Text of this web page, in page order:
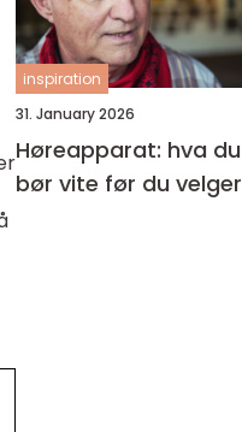
inspiration
31. January 2026
Høreapparat: hva du
bør vite før du velger